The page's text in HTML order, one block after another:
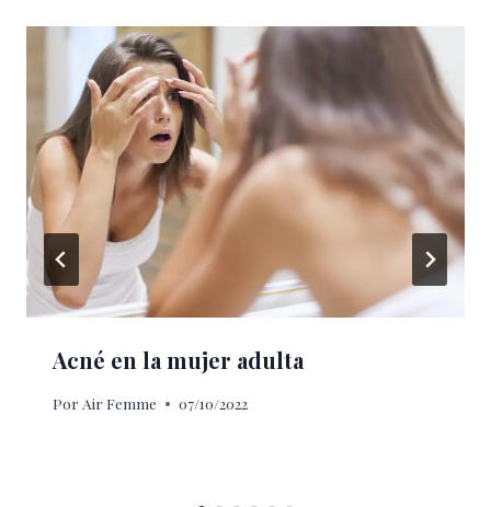
Acné en la mujer adulta
Por Air Femme 07/10/2022